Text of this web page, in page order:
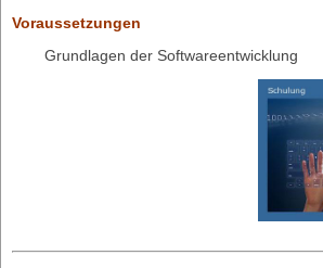
Voraussetzungen
Grundlagen der Softwareentwicklung